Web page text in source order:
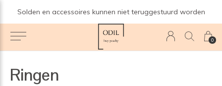
0
Solden en accessoires kunnen niet teruggestuurd worden
Ringen